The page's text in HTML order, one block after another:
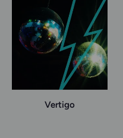
Vertigo